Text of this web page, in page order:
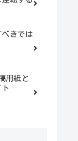
べきでは
用紙と
ト